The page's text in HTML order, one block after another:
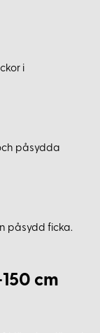
i
påsydda
påsydd ficka.
cm